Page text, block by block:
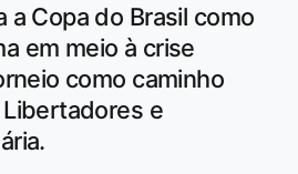
a Copa do Brasil como
em meio à crise
como caminho
e